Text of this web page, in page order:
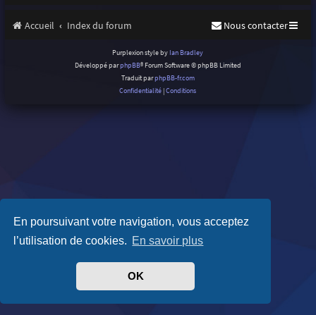
En poursuivant votre navigation, vous acceptez
l’utilisation de cookies. En savoir plus
OK
Accueil Index du forum Nous contacter
Purplexion style by Ian Bradley
Développé parphpBB® Forum Software © phpBB Limited
Traduit parphpBB-fr.com
Confidentialité |Conditions